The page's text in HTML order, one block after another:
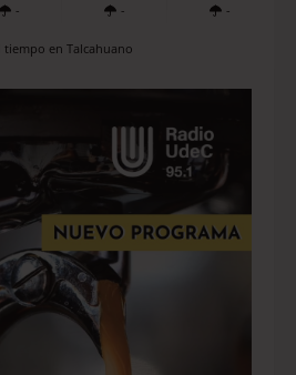
- - -
tiempo en Talcahuano